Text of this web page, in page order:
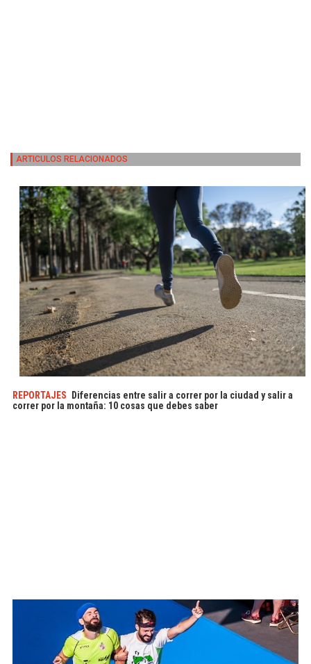
ARTICULOS RELACIONADOS
REPORTAJES
Diferencias entre salir a correr por la ciudad y salir a
correr por la montaña: 10 cosas que debes saber